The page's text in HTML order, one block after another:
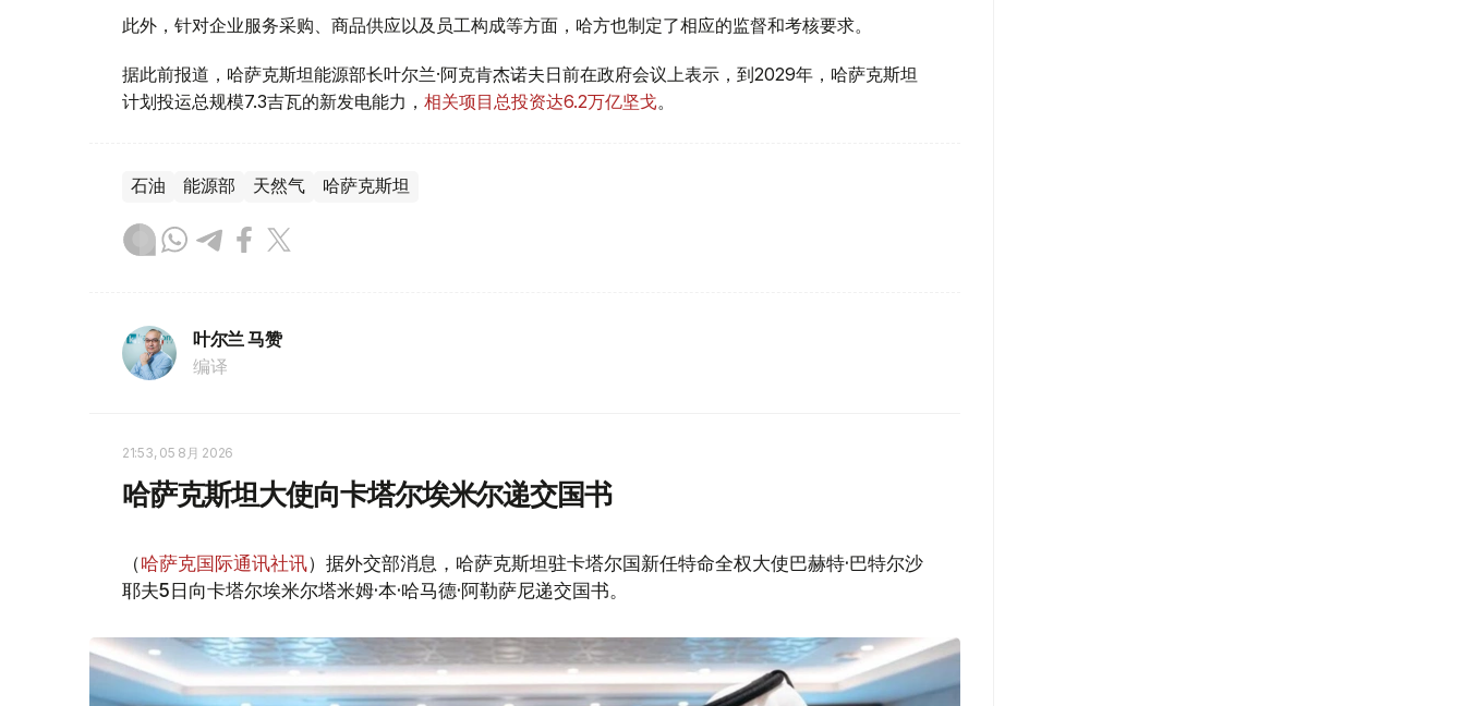
此外，针对企业服务采购、商品供应以及员工构成等方面，哈方也制定了相应的监督和考核要求。
据此前报道，哈萨克斯坦能源部长叶尔兰·阿克肯杰诺夫日前在政府会议上表示，到2029年，哈萨克斯坦
计划投运总规模7.3吉瓦的新发电能力， 相关项目总投资达6.2万亿坚戈。
石油 能源部 天然气 哈萨克斯坦
叶尔兰 马赞
编译
21:53, 05 8月 2026
哈萨克斯坦大使向卡塔尔埃米尔递交国书
（哈萨克国际通讯社讯）据外交部消息，哈萨克斯坦驻卡塔尔国新任特命全权大使巴赫特·巴特尔沙
耶夫5日向卡塔尔埃米尔塔米姆·本·哈马德·阿勒萨尼递交国书。